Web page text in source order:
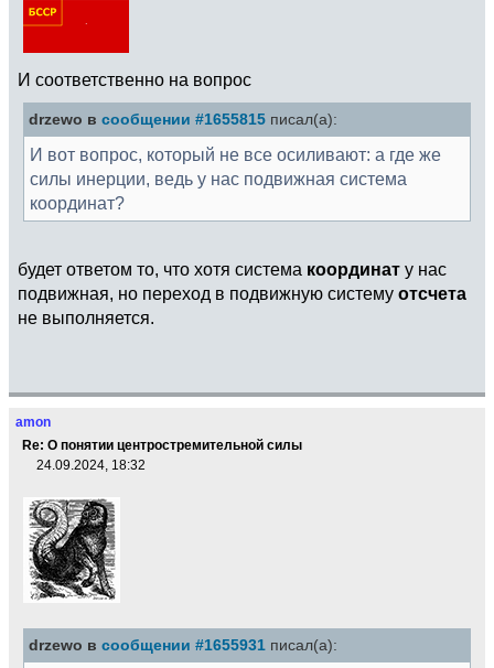
И соответственно на вопрос
drzewo в сообщении #1655815 писал(а):
И вот вопрос, который не все осиливают: а где же
силы инерции, ведь у нас подвижная система
координат?
будет ответом то, что хотя система координат у нас
подвижная, но переход в подвижную систему отсчета
не выполняется.
amon
Re: О понятии центростремительной силы
24.09.2024, 18:32
drzewo в сообщении #1655931 писал(а):